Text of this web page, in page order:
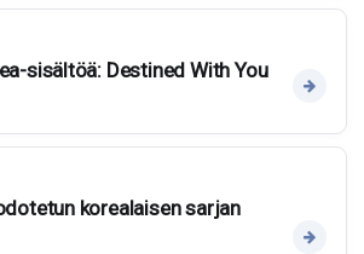
sisältöä: Destined With You
korealaisen sarjan